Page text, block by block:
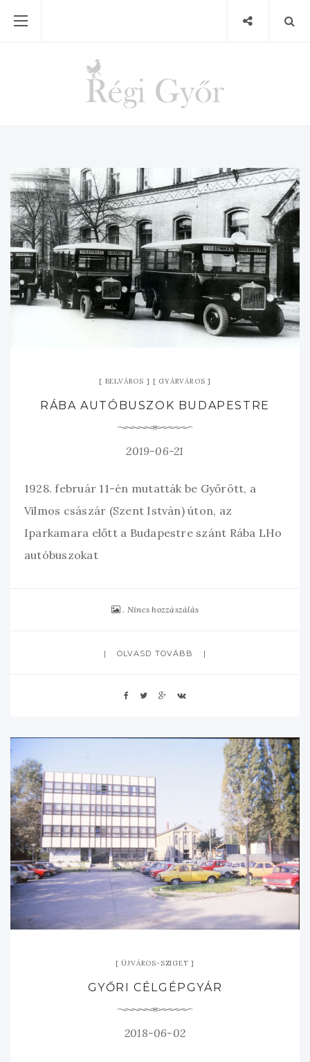
BELVÁROS GYÁRVÁROS
RÁBA AUTÓBUSZOK BUDAPESTRE
2019-06-21
1928. február 11-én mutatták be Győrött, a
Vilmos császár (Szent István) úton, az
Iparkamara előtt a Budapestre szánt Rába LHo
autóbuszokat
Nincs hozzászálás
OLVASD TOVÁBB
ÚJVÁROS-SZIGET
GYŐRI CÉLGÉPGYÁR
2018-06-02